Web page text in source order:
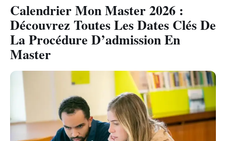
ACTUALITÉ
BONS PLANS
FEEL GOOD
FAITS DIVERS
TRANSPORTS
Calendrier Mon Master 2026 :
Découvrez Toutes Les Dates Clés De
La Procédure D’admission En
Master